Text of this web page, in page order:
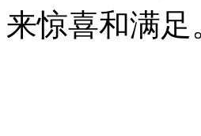
来惊喜和满足